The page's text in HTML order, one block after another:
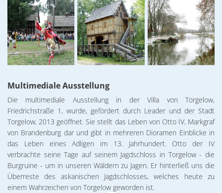
Multimediale Ausstellung
Die multimediale Ausstellung in der Villa von Torgelow,
Friedrichstraße 1, wurde, gefördert durch Leader und der Stadt
Torgelow, 2013 geöffnet. Sie stellt das Leben von Otto IV, Markgraf
von Brandenburg dar und gibt in mehreren Dioramen Einblicke in
das Leben eines Adligen im 13. Jahrhundert. Otto der IV
verbrachte seine Tage auf seinem Jagdschloss in Torgelow - die
Burgruine - um in unseren Wäldern zu Jagen. Er hinterließ uns die
Überreste des askanischen Jagdschlosses, welches heute zu
einem Wahrzeichen von Torgelow geworden ist.